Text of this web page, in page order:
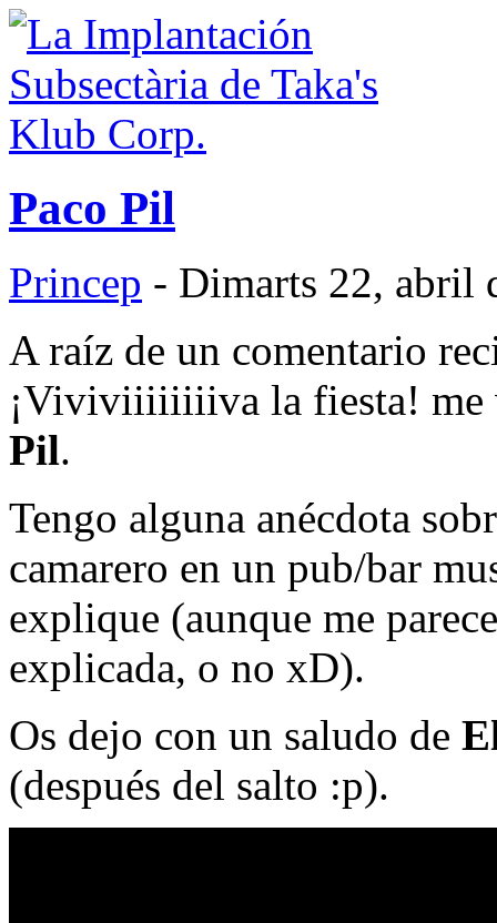
Paco Pil
Princep - Dimarts 22, abril
A raíz de un comentario
¡Viviviiiiiiiiva la fiesta!
Pil.
Tengo alguna anécdota
camarero en un pub/bar
explique (aunque me
explicada, o no xD).
Os dejo con un saludo de
(después del salto :p).